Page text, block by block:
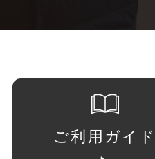
ご利用ガイド